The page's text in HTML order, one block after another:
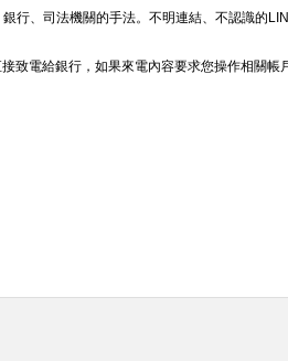
行、司法機關的手法。不明連結、不認識的
致電給銀行，如果來電內容要求您操作相關帳